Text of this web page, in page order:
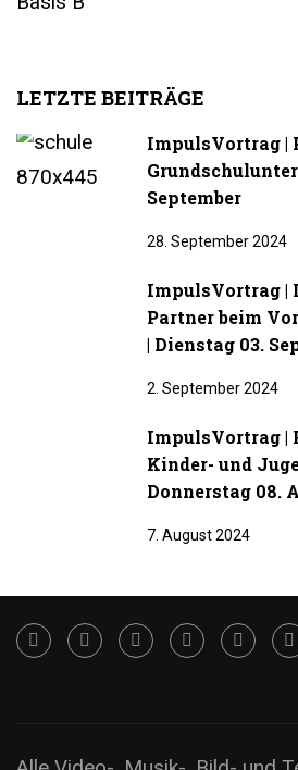
LETZTE BEITRÄGE
ImpulsVortrag |
September
28. September 2024
ImpulsVortrag |
Partner beim
| Dienstag 03.
2. September 2024
ImpulsVortrag |
Kinder- und
Donnerstag 08.
7. August 2024